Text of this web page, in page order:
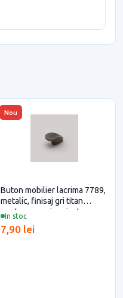
Nou
In stoc
Buton mobilier lacrima 7789,
metalic, finisaj gri titan
pentru casa si proiecte
7,90 lei